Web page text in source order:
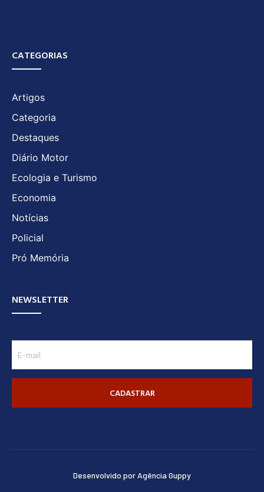
CATEGORIAS
Artigos
Categoria
Destaques
Diário Motor
Ecologia e Turismo
Economia
Notícias
Policial
Pró Memória
NEWSLETTER
CADASTRAR
Desenvolvido por Agência Guppy